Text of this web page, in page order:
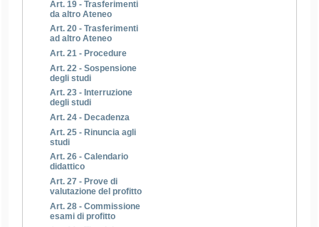
Art. 19 - Trasferimenti
da altro Ateneo
Art. 20 - Trasferimenti
ad altro Ateneo
Art. 21 - Procedure
Art. 22 - Sospensione
degli studi
Art. 23 - Interruzione
degli studi
Art. 24 - Decadenza
Art. 25 - Rinuncia agli
studi
Art. 26 - Calendario
didattico
Art. 27 - Prove di
valutazione del profitto
Art. 28 - Commissione
esami di profitto